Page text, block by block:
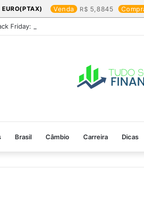
EURO(PTAX) Venda 5,8845
Friday: os produtos que mais valem a pena
Brasil Câmbio Carreira Dicas